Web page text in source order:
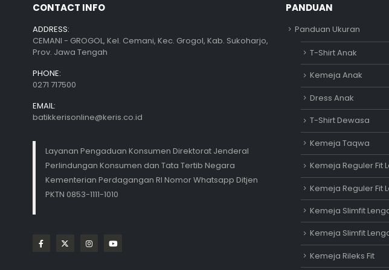
CONTACT INFO
ADDRESS:
CEMANI - GROGOL, Kel. Cemani, Kec. Grogol, Kab. Sukoharjo,
Prov. Jawa Tengah
PHONE:
0271 717500
EMAIL:
batikkerisonline@keris.co.id
Layanan Pengaduan Konsumen Direktorat Jenderal
Perlindungan Konsumen dan Tata Tertib Negara
Kementerian Perdagangan RI Nomor Whatsapp Ditjen
PKTN 0853-1111-1010
PANDUAN
Panduan Ukuran
T-Shirt Anak
Kemeja Anak
Dress Anak
T-Shirt Dewasa
Kemeja Taqwa
Kemeja Reguler Fit
Kemeja Reguler Fit
Kemeja Slimfit
Kemeja Slimfit
Kemeja Rileks Fit